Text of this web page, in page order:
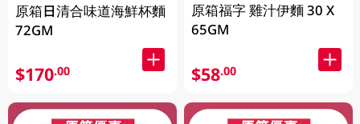
原箱日清合味道海鮮杯麵
72GM
$170.00
原箱福字 雞汁伊麵 30 X
65GM
$58.00